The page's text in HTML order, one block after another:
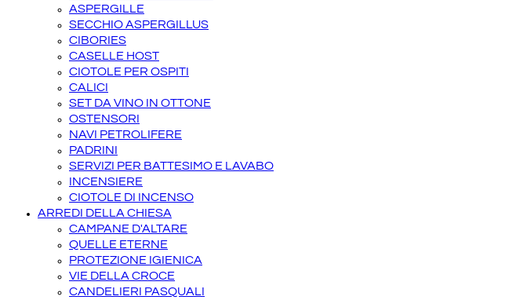
ASPERGILLE
SECCHIO ASPERGILLUS
CIBORIES
CASELLE HOST
CIOTOLE PER OSPITI
CALICI
SET DA VINO IN OTTONE
OSTENSORI
NAVI PETROLIFERE
PADRINI
SERVIZI PER BATTESIMO E LAVABO
INCENSIERE
CIOTOLE DI INCENSO
ARREDI DELLA CHIESA
CAMPANE D'ALTARE
QUELLE ETERNE
PROTEZIONE IGIENICA
VIE DELLA CROCE
CANDELIERI PASQUALI